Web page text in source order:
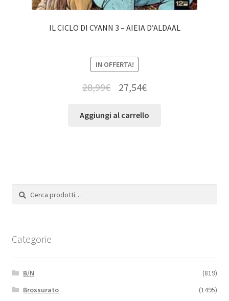
IL CICLO DI CYANN 3 – AIEIA D’ALDAAL
IN OFFERTA!
28,99€ 27,54€
Aggiungi al carrello
Cerca:
Cerca
Categorie
B/N
(819)
Brossurato
(1495)